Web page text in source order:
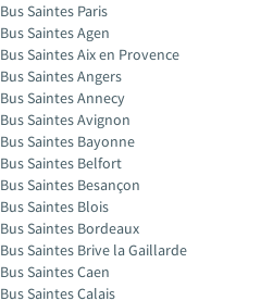
Bus Saintes Paris
Bus Saintes Agen
Bus Saintes Aix en Provence
Bus Saintes Angers
Bus Saintes Annecy
Bus Saintes Avignon
Bus Saintes Bayonne
Bus Saintes Belfort
Bus Saintes Besançon
Bus Saintes Blois
Bus Saintes Bordeaux
Bus Saintes Brive la Gaillarde
Bus Saintes Caen
Bus Saintes Calais